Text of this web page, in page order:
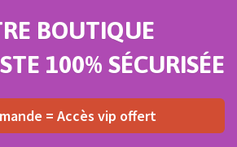
BOUTIQUE
100% SÉCURISÉE
= Accès vip offert